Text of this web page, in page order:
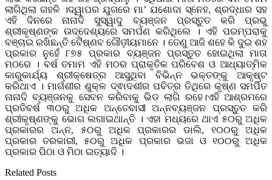
ଲାଗିଥିଲା ଗହଳି ।ଦ୍ୱାପର ଯୁଗରେ ମା’ ଯଶୋଦା ସ୍ନେହ, ଶ୍ରଦ୍ଧାର ସହ
ଏହି ଦିନରେ ନାନାଦି ସୁସ୍ୱାଦୁ ବ୍ୟଞ୍ଜନ ପ୍ରସ୍ତୁତ କରି ପ୍ରଭୁ
ଶ୍ରୀକୃଷ୍ଣଙ୍କ ଉଦ୍ଦେଶ୍ୟରେ ସମର୍ପଣ କରିଥିଲେ । ଏହି ପରମ୍ପରାକୁ
ବଞ୍ଚାଇ ରଖିଛନ୍ତି ବୈଷ୍ଣବ ଗୌଡ଼ୀୟମାନେ । ତେଣୁ ଆଜି ଶହେ କି ଦୁଇ ଶହ
ପ୍ରକାର ନୁହେଁ ୮୭୫ ପ୍ରକାର ବ୍ୟଞ୍ଜନ ପ୍ରସ୍ତୁତ ହୋଇଥିଲା ମାତା
ମଠରେ । ବର୍ଷ ତମାମ ଏହି ମଠର ପ୍ରାକୃତିକ ପରିବେଶ ଓ ଆଧ୍ୟାତ୍ମିକ
କାରୁକାର୍ଯ୍ୟ ଶ୍ରୀକ୍ଷେତ୍ର ଆସୁଥିବା ବିଭିନ୍ନ ଭକ୍ତଙ୍କୁ ଆକୃଷ୍ଟ
କରିଥାଏ । ମାର୍ଗଶୀର ଶୁକ୍ଳ ଦ୍ଵାଦଶୀର ପବିତ୍ର ତିଥିରେ କୃଷ୍ଣ ସମର୍ପିତ
ନାନାଦି ବ୍ୟଞ୍ଜନକୁ ସେବନ କରିବାକୁ ଭିଡ ଲାଗି ରହେ।ଏହି ଆଶ୍ରମରେ
ପ୍ରତିବର୍ଷ ୩୦ରୁ ଅଧିକ ଅନ୍ତେବାସୀ ଅନ୍ନବ୍ୟଞ୍ଜନ ପ୍ରସ୍ତୁତ କରି
ଶ୍ରୀକୃଷ୍ଣଙ୍କୁ ଭୋଗ ଲଗାଇଥାନ୍ତି । ଏହା ମଧ୍ୟରେ ଥାଏ ୫୦ରୁ ଅଧିକ
ପ୍ରକାରର ଅନ୍ନ, ୫୦ରୁ ଅଧିକ ପ୍ରକାରର ଡାଲି, ୧୦୦ରୁ ଅଧିକ
ପ୍ରକାର ତରକାରୀ, ୫୦ରୁ ଅଧିକ ପ୍ରକାର ଭଜା ଓ ୧୦୦ରୁ ଅଧିକ
ପ୍ରକାର ପିଠା ଓ ମିଠା ଇତ୍ୟାଦି ।
Related Posts